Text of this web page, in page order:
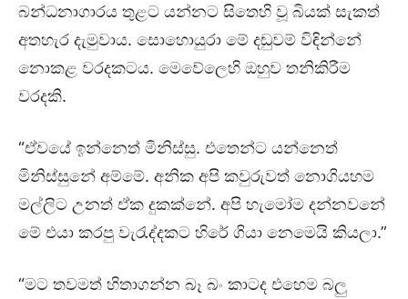
බන්ධනාගාරය තුළට යන්නට සිතෙහි වූ බියක් සැකත්
අතහැර දැමුවාය. සොහොයුරා මේ දඬුවම් විඳින්නේ
නොකළ වරදකටය. මෙවේලෙහි ඔහුව තනිකිරීම
වරදකි.
“ඒවයේ ඉන්නෙත් මිනිස්සු. එතෙන්ට යන්නෙත්
මිනිස්සුනේ අම්මේ. අනික අපි කවුරුවත් නොගියහම
මල්ලිට උනත් ඒක දුකක්නේ. අපි හැමෝම දන්නවනේ
මේ එයා කරපු වැරැද්දකට හිරේ ගියා නෙමෙයි කියලා.”
“මට තවමත් හිතාගන්න බෑ බං කාටද එහෙම බලු